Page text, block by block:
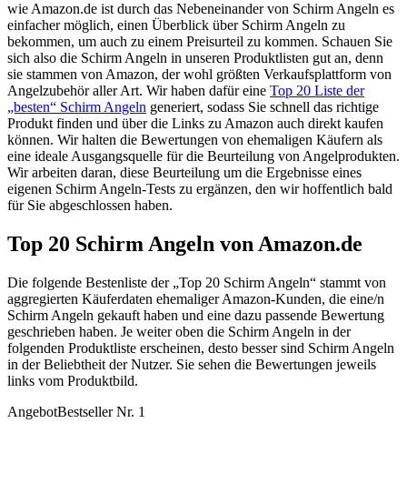
wie Amazon.de ist durch das Nebeneinander von Schirm Angeln es
einfacher möglich, einen Überblick über Schirm Angeln zu
bekommen, um auch zu einem Preisurteil zu kommen. Schauen Sie
sich also die Schirm Angeln in unseren Produktlisten gut an, denn
sie stammen von Amazon, der wohl größten Verkaufsplattform von
Angelzubehör aller Art. Wir haben dafür eine Top 20 Liste der
„besten“ Schirm Angeln generiert, sodass Sie schnell das richtige
Produkt finden und über die Links zu Amazon auch direkt kaufen
können. Wir halten die Bewertungen von ehemaligen Käufern als
eine ideale Ausgangsquelle für die Beurteilung von Angelprodukten.
Wir arbeiten daran, diese Beurteilung um die Ergebnisse eines
eigenen Schirm Angeln-Tests zu ergänzen, den wir hoffentlich bald
für Sie abgeschlossen haben.
Top 20 Schirm Angeln von Amazon.de
Die folgende Bestenliste der „Top 20 Schirm Angeln“ stammt von
aggregierten Käuferdaten ehemaliger Amazon-Kunden, die eine/n
Schirm Angeln gekauft haben und eine dazu passende Bewertung
geschrieben haben. Je weiter oben die Schirm Angeln in der
folgenden Produktliste erscheinen, desto besser sind Schirm Angeln
in der Beliebtheit der Nutzer. Sie sehen die Bewertungen jeweils
links vom Produktbild.
AngebotBestseller Nr. 1